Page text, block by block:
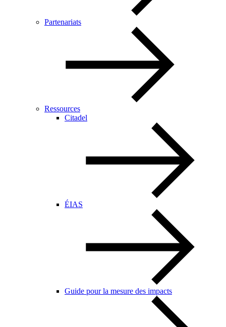
Partenariats
Ressources
Citadel
ÉIAS
Guide pour la mesure des impacts